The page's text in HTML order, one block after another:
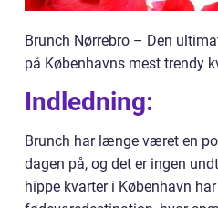
Brunch Nørrebro – Den
på Københavns mest trendy
Indledning:
Brunch har længe været en
dagen på, og det er ingen
hippe kvarter i København